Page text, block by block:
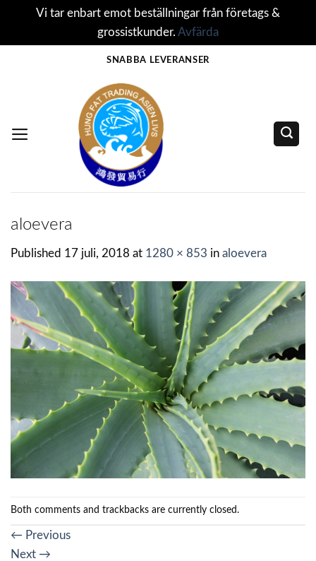
Vi tar enbart emot beställningar från företags &
grossistkunder. Avfärda
SNABBA LEVERANSER
aloevera
Published 17 juli, 2018 at 1280 × 853 in aloevera
Both comments and trackbacks are currently closed.
← Previous
Next →